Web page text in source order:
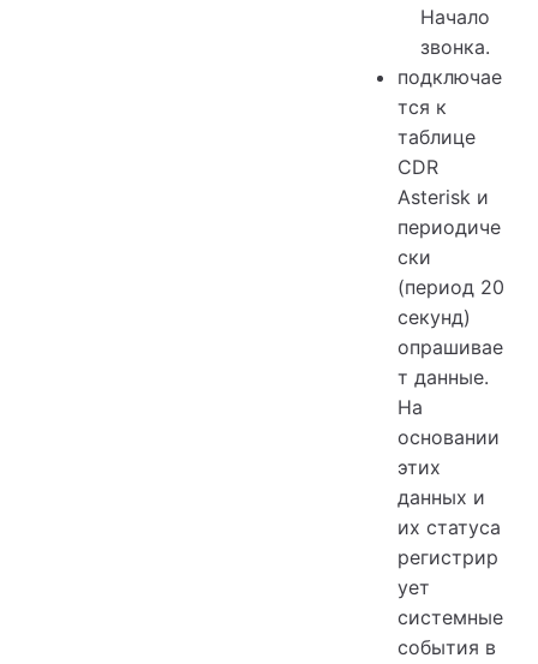
Начало
звонка.
подключае
тся к
таблице
CDR
Asterisk и
периодиче
ски
(период 20
секунд)
опрашивае
т данные.
На
основании
этих
данных и
их статуса
регистрир
ует
системные
события в